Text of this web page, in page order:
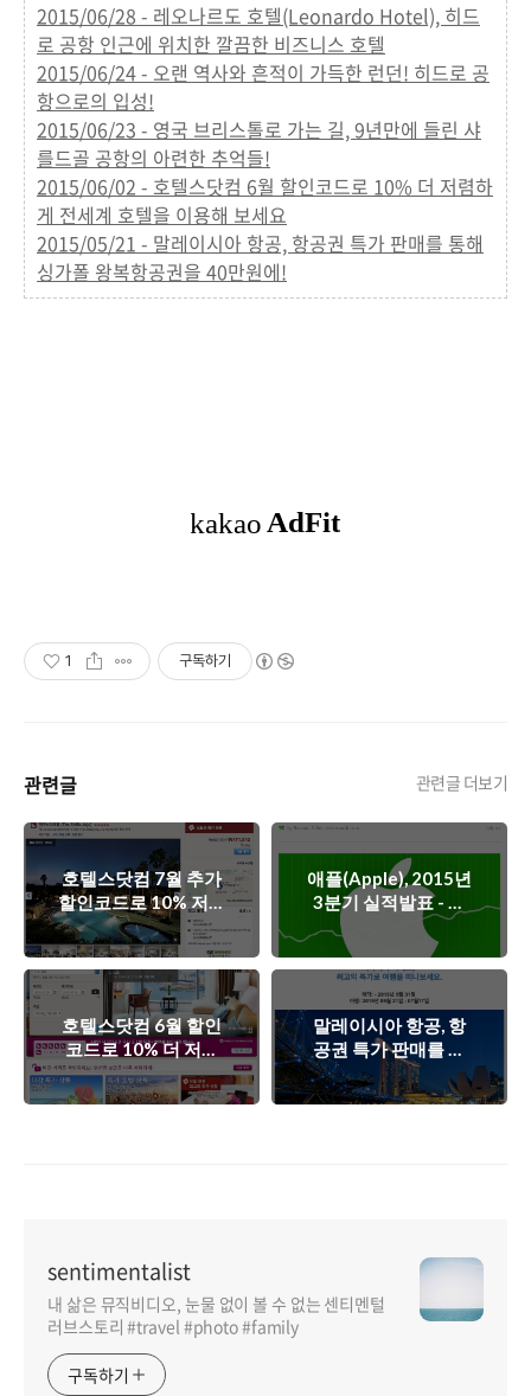
2015/06/28 - 레오나르도 호텔(Leonardo Hotel), 히드
로 공항 인근에 위치한 깔끔한 비즈니스 호텔
2015/06/24 - 오랜 역사와 흔적이 가득한 런던! 히드로 공
항으로의 입성!
2015/06/23 - 영국 브리스톨로 가는 길, 9년만에 들린 샤
를드골 공항의 아련한 추억들!
2015/06/02 - 호텔스닷컴 6월 할인코드로 10% 더 저렴하
게 전세계 호텔을 이용해 보세요
2015/05/21 - 말레이시아 항공, 항공권 특가 판매를 통해
싱가폴 왕복항공권을 40만원에!
1 구독하기
관련글 관련글 더보기
호텔스닷컴 7월 추가
할인코드로 10% 저렴
하게 여름휴가를 다녀
오세요!
애플(Apple), 2015년
3분기 실적발표 - 또
한번의 어닝서프라이
호텔스닷컴 6월 할인
코드로 10% 더 저렴
하게 전세계 호텔을
이용해 보세요
말레이시아 항공, 항
공권 특가 판매를 통
해 싱가폴 왕복항공권
을 40만원에!
sentimentalist
내 삶은 뮤직비디오, 눈물 없이 볼 수 없는 센티멘털
러브스토리 #travel #photo #family
구독하기